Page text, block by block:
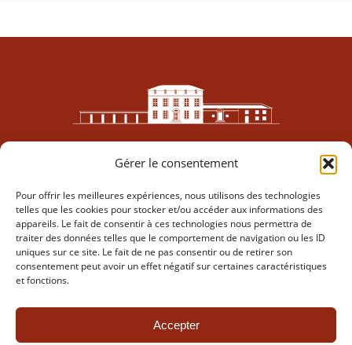
Gérer le consentement
Pour offrir les meilleures expériences, nous utilisons des technologies
telles que les cookies pour stocker et/ou accéder aux informations des
appareils. Le fait de consentir à ces technologies nous permettra de
traiter des données telles que le comportement de navigation ou les ID
uniques sur ce site. Le fait de ne pas consentir ou de retirer son
consentement peut avoir un effet négatif sur certaines caractéristiques
et fonctions.
Accepter
Accueil
Domaine
Parcelles
Contact